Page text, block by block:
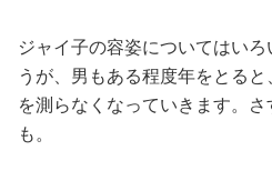
ジャイ子の容姿についてはい
うが、男もある程度年をとる
を測らなくなっていきます。
も。